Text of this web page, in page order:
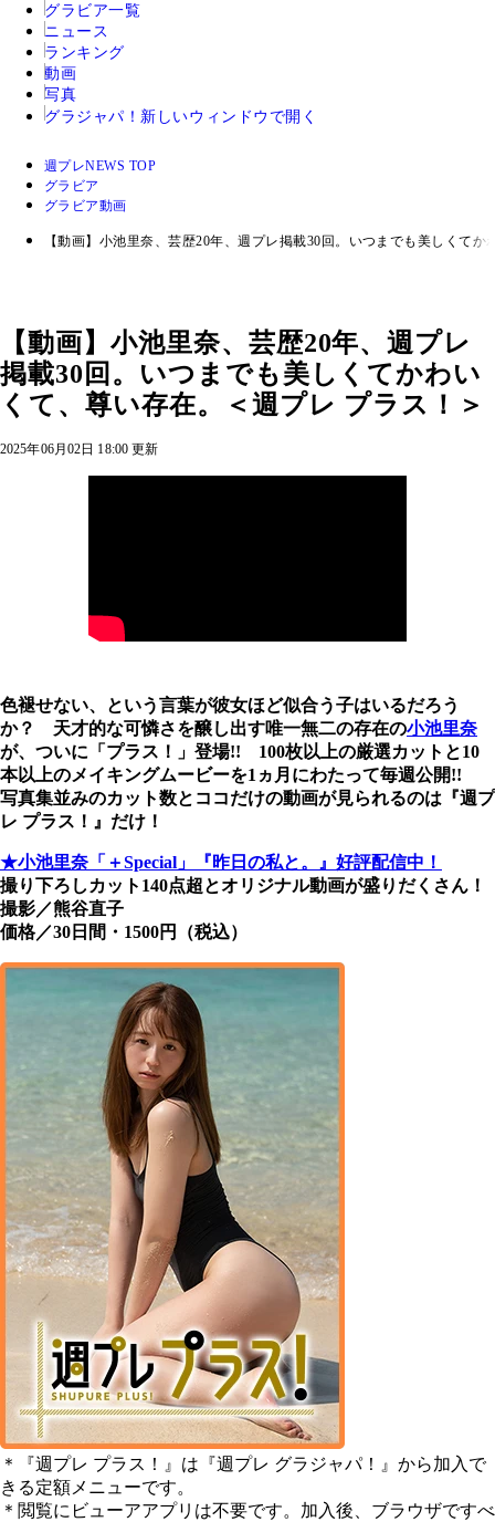
グラビア一覧
ニュース
ランキング
動画
写真
グラジャパ！ 新しいウィンドウで開く
週プレNEWS TOP
グラビア
グラビア動画
【動画】小池里奈、芸歴20年、週プレ掲載30回。いつまでも美しくて
【動画】小池里奈、芸歴20年、週プレ
掲載30回。いつまでも美しくてかわい
くて、尊い存在。＜週プレ プラス！＞
2025年06月02日 18:00 更新
色褪せない、という言葉が彼女ほど似合う子はいるだろう
か？ 天才的な可憐さを醸し出す唯一無二の存在の小池里奈
が、ついに「プラス！」登場!! 100枚以上の厳選カットと10
本以上のメイキングムービーを1ヵ月にわたって毎週公開!!
写真集並みのカット数とココだけの動画が見られるのは『週プ
レ プラス！』だけ！
★小池里奈「＋Special」『昨日の私と。』好評配信中！
撮り下ろしカット140点超とオリジナル動画が盛りだくさん！
撮影／熊谷直子
価格／30日間・1500円（税込）
＊『週プレ プラス！』は『週プレ グラジャパ！』から加入で
きる定額メニューです。
＊閲覧にビューアアプリは不要です。加入後、ブラウザですべ